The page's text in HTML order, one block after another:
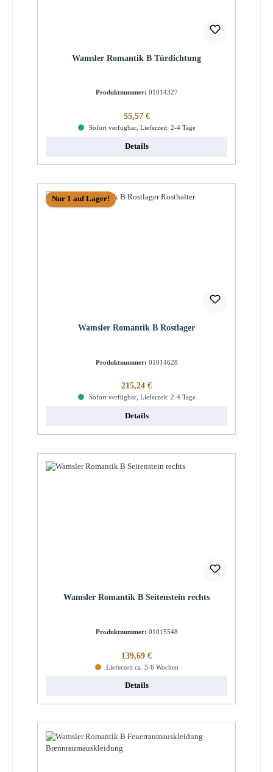
Wamsler Romantik B Türdichtung
Produktnummer: 01014327
Regulärer Preis:
55,57 €
Sofort verfügbar, Lieferzeit: 2-4 Tage
Details
Nur 1 auf Lager!
Wamsler Romantik B Rostlager
Produktnummer: 01014628
Regulärer Preis:
215,24 €
Sofort verfügbar, Lieferzeit: 2-4 Tage
Details
Wamsler Romantik B Seitenstein rechts
Produktnummer: 01015548
Regulärer Preis:
139,69 €
Lieferzeit ca. 5-6 Wochen
Details